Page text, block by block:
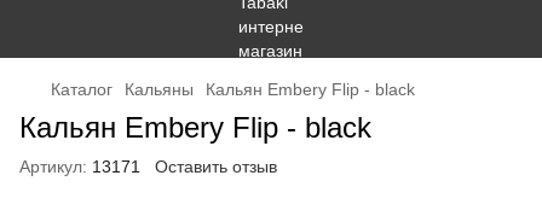
Каталог Кальяны Кальян Embery Flip - black
Кальян Embery Flip - black
Артикул: 13171 Оставить отзыв